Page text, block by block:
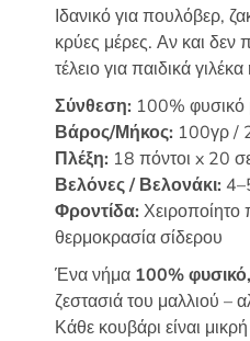
Ιδανικό για πουλόβερ,
κρύες μέρες. Αν και δεν
τέλειο για παιδικά
Σύνθεση: 100% φυσικό
Βάρος/Μήκος: 100γρ /
Πλέξη: 18 πόντοι x 20
Βελόνες / Βελονάκι:
Φροντίδα: Χειροποίητο
θερμοκρασία σίδερου
Ένα νήμα 100%
ζεστασιά του μαλλιού –
Κάθε κουβάρι είναι